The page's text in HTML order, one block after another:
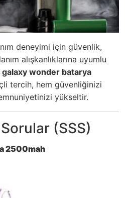
deneyimi için güvenlik,
alışkanlıklarına uyumlu
galaxy wonder batarya
tercih, hem güvenliğinizi
yükseltir.
(SSS)
2500mah